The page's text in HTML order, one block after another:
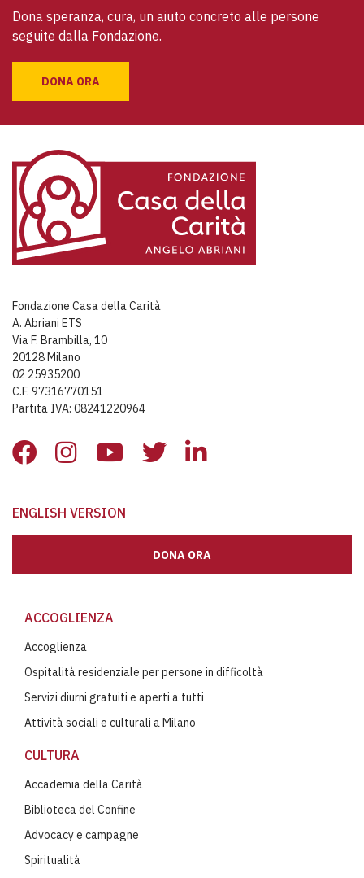
Dona speranza, cura, un aiuto concreto alle persone
seguite dalla Fondazione.
DONA ORA
Fondazione Casa della Carità
A. Abriani ETS
Via F. Brambilla, 10
20128 Milano
02 25935200
C.F. 97316770151
Partita IVA: 08241220964
ENGLISH VERSION
DONA ORA
ACCOGLIENZA
Accoglienza
Ospitalità residenziale per persone in difficoltà
Servizi diurni gratuiti e aperti a tutti
Attività sociali e culturali a Milano
CULTURA
Accademia della Carità
Biblioteca del Confine
Advocacy e campagne
Spiritualità